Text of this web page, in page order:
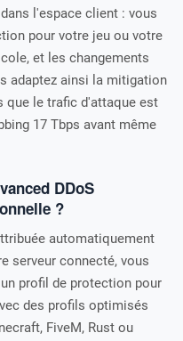
l'espace client : vous
pour votre jeu ou votre
et les changements
adaptez ainsi la mitigation
que le trafic d'attaque est
17 Tbps avant même
DDoS
?
automatiquement
serveur connecté, vous
profil de protection pour
des profils optimisés
FiveM, Rust ou